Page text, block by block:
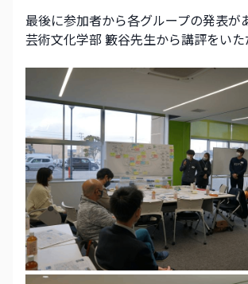
最後に参加者から各グループの発表が
芸術文化学部 籔谷先生から講評をいた